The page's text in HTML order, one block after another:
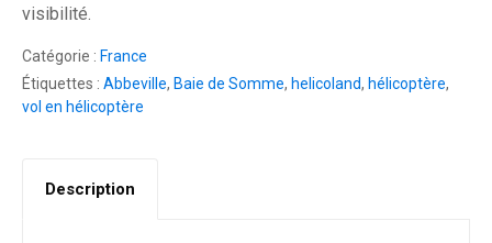
visibilité.
Catégorie : France
Étiquettes : Abbeville, Baie de Somme, helicoland, hélicoptère,
vol en hélicoptère
Description